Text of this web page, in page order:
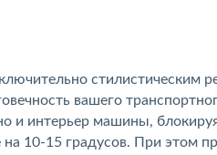
стилистическим
вашего
и интерьер машины,
на 10-15 градусов. При этом